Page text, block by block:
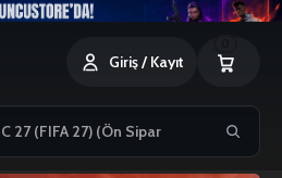
Giriş / Kayıt